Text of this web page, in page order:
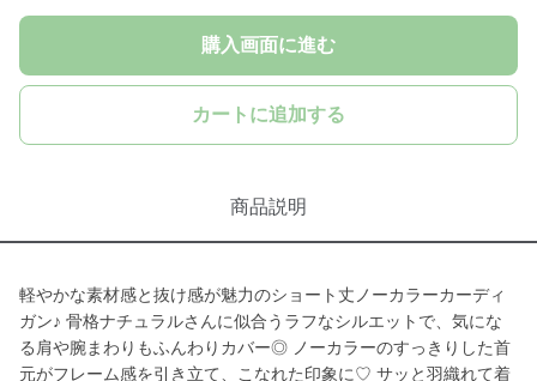
購入画面に進む
カートに追加する
商品説明
軽やかな素材感と抜け感が魅力のショート丈ノーカラーカーディ
ガン♪ 骨格ナチュラルさんに似合うラフなシルエットで、気にな
る肩や腕まわりもふんわりカバー◎ ノーカラーのすっきりした首
元がフレーム感を引き立て、こなれた印象に♡ サッと羽織れて着